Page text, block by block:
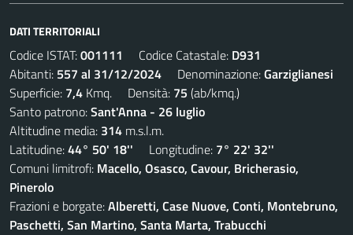
DATI TERRITORIALI
Codice ISTAT:001111 Codice Catastale: D931
Abitanti: 557 al 31/12/2024 Denominazione:Garziglianesi
Superficie: 7,4 Kmq. Densità: 75 (ab/kmq.)
Santo patrono:Sant'Anna - 26 luglio
Altitudine media: 314 m.s.l.m.
Latitudine:44° 50' 18'' Longitudine: 7° 22' 32''
Comuni limitrofi: Macello, Osasco, Cavour, Bricherasio,
Pinerolo
Frazioni e borgate:Alberetti, Case Nuove, Conti, Montebruno,
Paschetti, San Martino, Santa Marta, Trabucchi